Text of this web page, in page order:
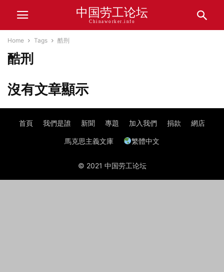
中国劳工论坛
Chinaworker.info
Home Tags 酷刑
酷刑
沒有文章顯示
首頁 我們是誰 新聞 專題 加入我們 捐款 網店
馬克思主義文庫 繁體中文
© 2021 中国劳工论坛